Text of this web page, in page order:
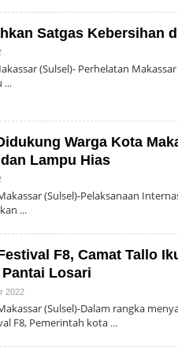
Satgas Kebersihan
Oleh
(Sulsel)- Perhelatan
Warga Kota
Lampu Hias
Oleh
(Sulsel)-Pelaksanaan
F8, Camat Tallo
Losari
2022Oleh
(Sulsel)-Dalam rangka
F8, Pemerintah kota